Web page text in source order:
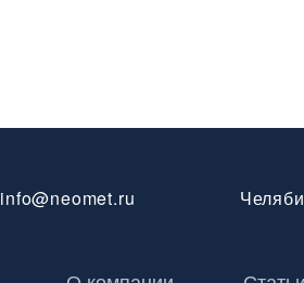
info@neomet.ru